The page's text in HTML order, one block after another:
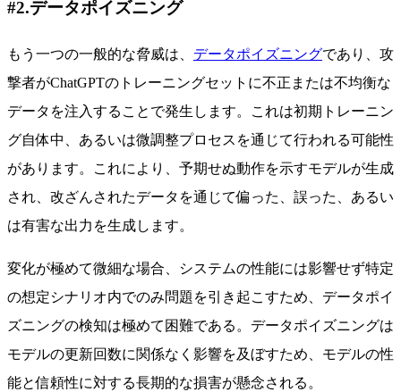
#2.データポイズニング
もう一つの一般的な脅威は、 データポイズニングであり、攻
撃者がChatGPTのトレーニングセットに不正または不均衡な
データを注入することで発生します。これは初期トレーニン
グ自体中、あるいは微調整プロセスを通じて行われる可能性
があります。これにより、予期せぬ動作を示すモデルが生成
され、改ざんされたデータを通じて偏った、誤った、あるい
は有害な出力を生成します。
変化が極めて微細な場合、システムの性能には影響せず特定
の想定シナリオ内でのみ問題を引き起こすため、データポイ
ズニングの検知は極めて困難である。データポイズニングは
モデルの更新回数に関係なく影響を及ぼすため、モデルの性
能と信頼性に対する長期的な損害が懸念される。